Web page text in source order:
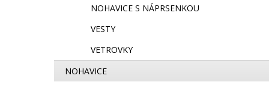
NOHAVICE S NÁPRSENKOU
VESTY
VETROVKY
NOHAVICE